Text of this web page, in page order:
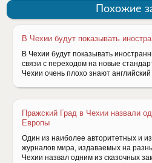
Похожие
В Чехии будут показывать
В Чехии будут показывать
связи с переходом на новые
Чехии очень плохо знают
Пражский Град в Чехии назвали
Европы
Один из наиболее авторитетных и
журналов мира, издаваемых на
Чехии назвал одним из сказочных